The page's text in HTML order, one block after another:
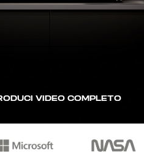
VIDEO COMPLETO